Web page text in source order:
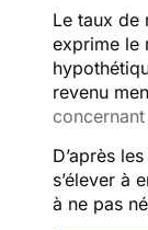
Le taux de
exprime le
revenu
D’après
s’élever à
à ne pas